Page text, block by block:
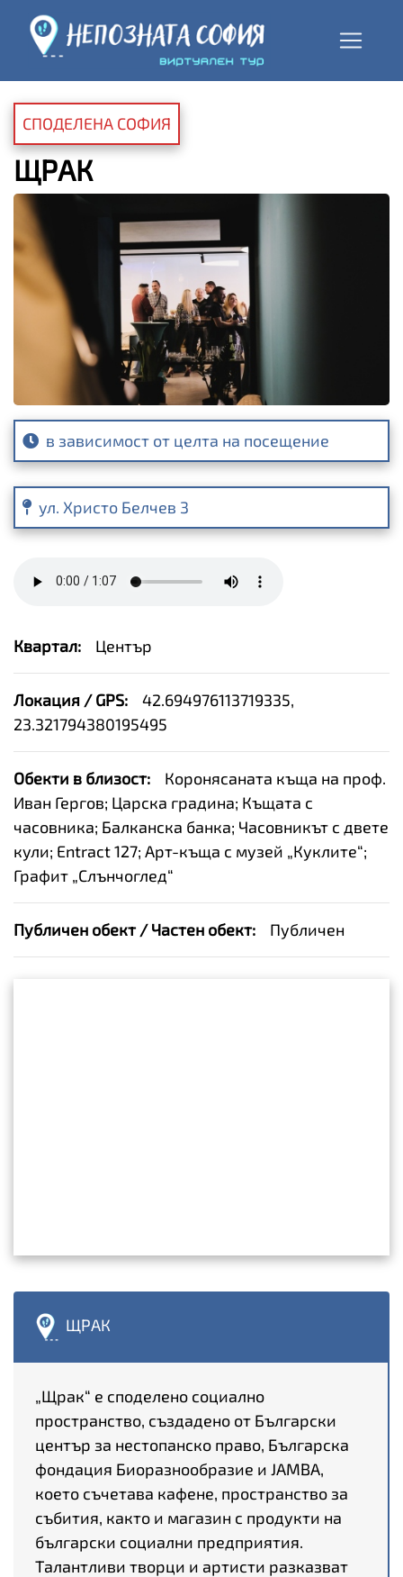
СПОДЕЛЕНА СОФИЯ
ЩРАК
в зависимост от целта на посещение
ул. Христо Белчев 3
Квартал: Център
Локация / GPS:
42.694976113719335,
23.321794380195495
Обекти в близост:
Коронясаната къща на проф.
Иван Гергов; Царска градина; Къщата с
часовника; Балканска банка; Часовникът с двете
кули; Entract 127; Арт-къща с музей „Куклите“;
Графит „Слънчоглед“
Публичен обект / Частен обект: Публичен
ЩРАК
„Щрак“ е споделено социално
пространство, създадено от Български
център за нестопанско право, Българска
фондация Биоразнообразие и JAMBA,
което съчетава кафене, пространство за
събития, както и магазин с продукти на
български социални предприятия.
Талантливи творци и артисти разказват